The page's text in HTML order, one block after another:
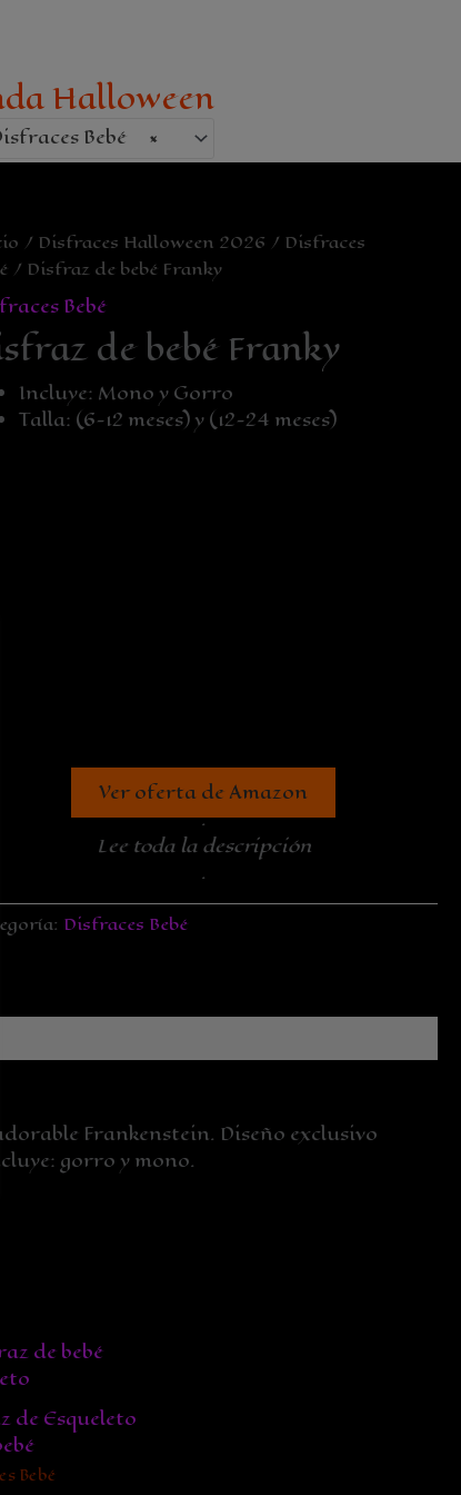
Halloween
×
Bebé
/ Disfraces Halloween 2026 / Disfraces
/ Disfraz de bebé Franky
Bebé
de bebé Franky
Incluye: Mono y Gorro
Talla: (6-12 meses) y (12-24 meses)
Ver oferta de Amazon
.
Lee toda la descripción
.
Disfraces Bebé
Frankenstein. Diseño exclusivo
gorro y mono.
de Esqueleto
Bebé